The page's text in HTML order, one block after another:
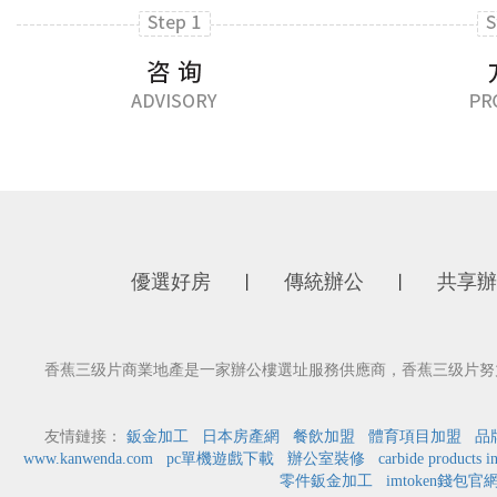
優選好房 傳統辦公 共享
香蕉三级片商業地產是一家辦公樓選址服務供應商，香蕉三级片努
友情鏈接： 鈑金加工 日本房產網 餐飲加盟 體育項目加盟
品
www.kanwenda.com
pc單機遊戲下載 辦公室裝修
carbide products
零件鈑金加工
imtoken錢包官